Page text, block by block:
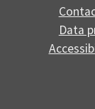
Data